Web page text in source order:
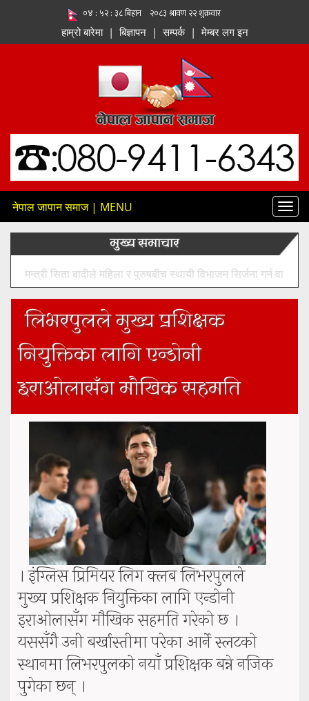
हाम्रो बारेमा | बिज्ञापन | सम्पर्क | मेम्बर लग इन
नेपाल जापान समाज | MENU
मुख्य समाचार
मन्त्री सिता बादीले महिला र पुरुषबीच स्थायी विभाजन सिर्जना गर्न वा
लैंगिक असमानतालाई प्रोत्साहन गर्ने सरकारी नीति नभएको बताए
लिभरपुलले मुख्य प्रशिक्षक
नियुक्तिका लागि एन्डोनी
इराओलासँग मौखिक सहमति
। इंग्लिस प्रिमियर लिग क्लब लिभरपुलले
मुख्य प्रशिक्षक नियुक्तिका लागि एन्डोनी
इराओलासँग मौखिक सहमति गरेको छ ।
यससँगै उनी बर्खास्तीमा परेका आर्ने स्लटको
स्थानमा लिभरपुलको नयाँ प्रशिक्षक बन्ने नजिक
पुगेका छन् ।